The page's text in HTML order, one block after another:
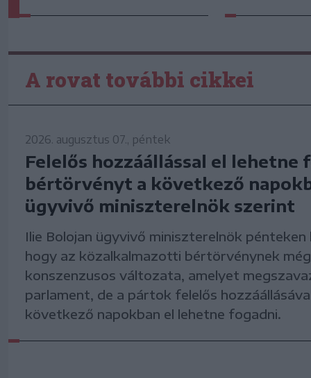
A rovat további cikkei
2026. augusztus 07., péntek
Felelős hozzáállással el lehetne
bértörvényt a következő
ügyvivő miniszterelnök szerint
Ilie Bolojan ügyvivő miniszterelnök pénteken
hogy az közalkalmazotti bértörvénynek
konszenzusos változata, amelyet
parlament, de a pártok felelős
következő napokban el lehetne fogadni.